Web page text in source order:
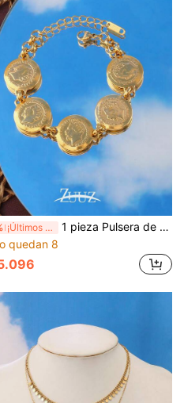
¡Últimos 2 días
1 pieza Pulsera de acero inoxidable con monedas de estilo bohemio de moda para mujer, con múltiples colgantes con figura de moneda, joya regalo adecuada para uso diario de mujer
quedan 8